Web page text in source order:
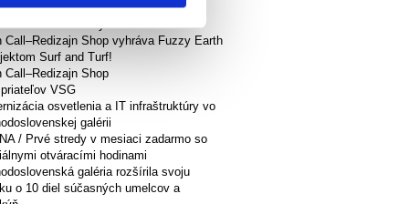
Kultúrny štrajk!
na školský rok 2024 / 2025
Call–Redizajn Shop vyhráva Fuzzy Earth
Surf and Turf!
Call–Redizajn Shop
VSG
osvetlenia a IT infraštruktúry vo
galérii
/ Prvé stredy v mesiaci zadarmo so
otváracími hodinami
galéria rozšírila svoju
o 10 diel súčasných umelcov a